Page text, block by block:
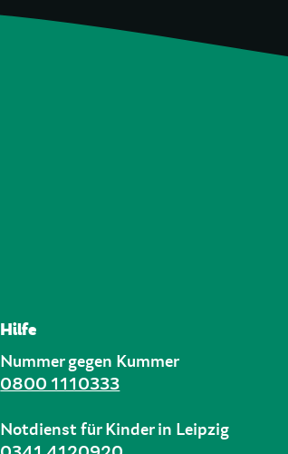
Hilfe
Nummer gegen Kummer
0800 1110333
Notdienst für Kinder in Leipzig